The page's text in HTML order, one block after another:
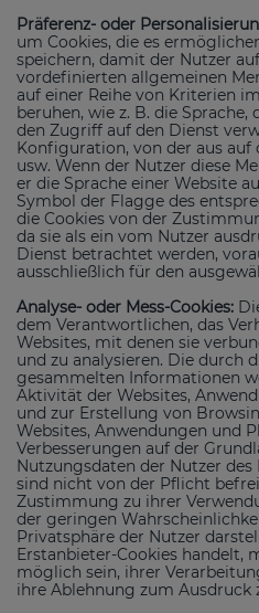
Präferenz- oder
um Cookies, die es
speichern, damit der Nutzer
vordefinierten allgemeinen
auf einer Reihe von Kriterien
beruhen, wie z. B. die
den Zugriff auf den Dienst
Konfiguration, von der aus
usw. Wenn der Nutzer diese
er die Sprache einer Website
Symbol der Flagge des
die Cookies von der
da sie als ein vom Nutzer
Dienst betrachtet werden,
ausschließlich für den
Analyse- oder Mess-Cookies:
dem Verantwortlichen, das
Websites, mit denen sie
und zu analysieren. Die durch
gesammelten Informationen
Aktivität der Websites,
und zur Erstellung von
Websites, Anwendungen und
Verbesserungen auf der
Nutzungsdaten der Nutzer des
sind nicht von der Pflicht
Zustimmung zu ihrer
der geringen
Privatsphäre der Nutzer
Erstanbieter-Cookies handelt,
möglich sein, ihrer
ihre Ablehnung zum Ausdruck